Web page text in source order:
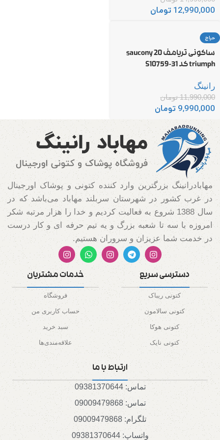
12,990,000 تومان
حراج
ساکونی تریامف 20 saucony
triumph کد S10759-31
رانینگ
11,990,000 تومان
9,990,000 تومان
مهابادرانینگ بزرگترین وارد کننده کتونی و پوشاک اورجینال
در غرب کشور در شهرستان سربلند مهاباد می‌باشد که در
سال 1388 شروع به فعالیت کردیم و خدا را هزار مرتبه شکر
امروزه با سه تا شعبه بزرگ و یه تیم حرفه ای و کار درست
در خدمت شما عزیزان و سروران هستیم.
دسترسی سریع
کتونی ریباک
کتونی سالامون
کتونی هوکا
کتونی نایک
خدمات مشتریان
فروشگاه
حساب کاربری من
سبد خرید
علاقه‌مندی‌ها
ارتباط با ما
تماس: 09381370644
تماس: 09009479868
تلگرام: 09009479868
واتساپ: 09381370644